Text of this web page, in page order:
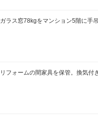
ガラス窓78kgをマンション5階に手
リフォームの間家具を保管。換気付